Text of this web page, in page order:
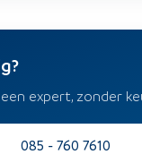
expert, zonder
085 - 760 7610